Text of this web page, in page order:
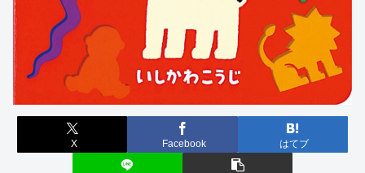
X Facebook はてブ